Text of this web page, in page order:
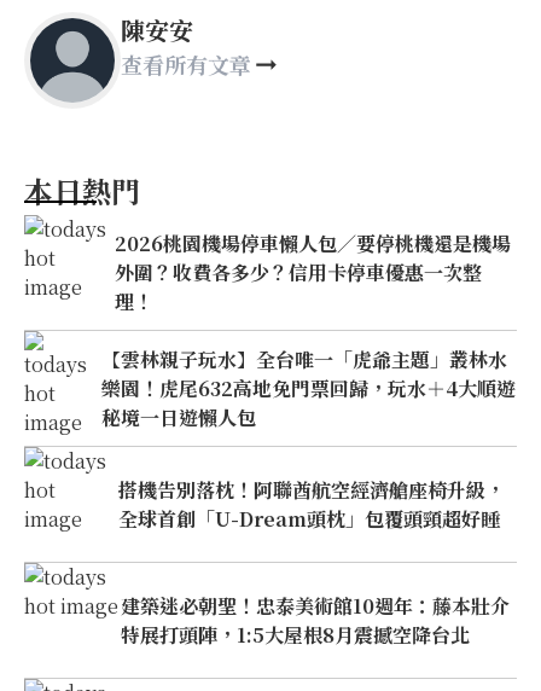
陳安安
查看所有文章
本日熱門
2026桃園機場停車懶人包／要停桃機還是機場
外圍？收費各多少？信用卡停車優惠一次整
理！
【雲林親子玩水】全台唯一「虎爺主題」叢林水
樂園！虎尾632高地免門票回歸，玩水＋4大順遊
秘境一日遊懶人包
搭機告別落枕！阿聯酋航空經濟艙座椅升級，
全球首創「U-Dream頭枕」包覆頭頸超好睡
建築迷必朝聖！忠泰美術館10週年：藤本壯介
特展打頭陣，1:5大屋根8月震撼空降台北